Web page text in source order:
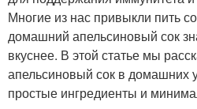
Многие из нас привыкли пить
домашний апельсиновый сок
вкуснее. В этой статье мы
апельсиновый сок в домашних
простые ингредиенты и